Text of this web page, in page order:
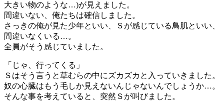
大きい物のような…)が見えました。
間違いない、俺たちは確信しました。
さっきの俺が見た少年といい、Ｓが感じている鳥肌といい、
間違いなくいる…。
全員がそう感じていました。
「じゃ、行ってくる」
Ｓはそう言うと草むらの中にズカズカと入っていきました。
奴の心臓はもう毛しか見えないんじゃないんでしょうか…。
そんな事を考えていると、突然Ｓが叫びました。